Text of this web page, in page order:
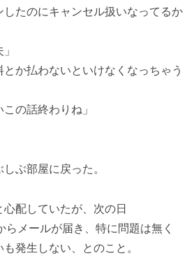
したのにキャンセル扱いなってるか
とか払わないといけなくなっちゃう
の話終わりね」
ぶ部屋に戻った。
配していたが、次の日
メールが届き、特に問題は無く
発生しない、とのこと。